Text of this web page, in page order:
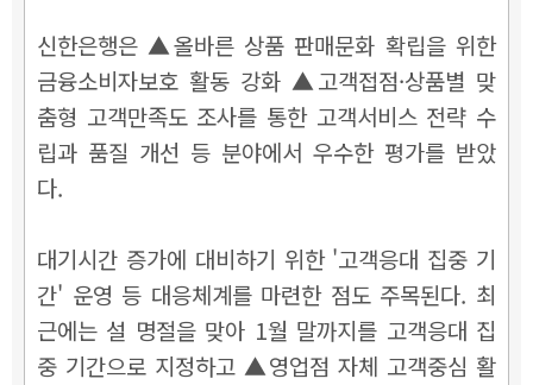
신한은행은 ▲올바른 상품 판매문화 확립을 위한
금융소비자보호 활동 강화 ▲고객접점·상품별 맞
춤형 고객만족도 조사를 통한 고객서비스 전략 수
립과 품질 개선 등 분야에서 우수한 평가를 받았
다.
대기시간 증가에 대비하기 위한 '고객응대 집중 기
간' 운영 등 대응체계를 마련한 점도 주목된다. 최
근에는 설 명절을 맞아 1월 말까지를 고객응대 집
중 기간으로 지정하고 ▲영업점 자체 고객중심 활